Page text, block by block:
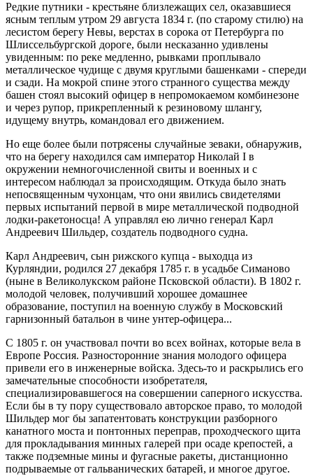
Редкие путники - крестьяне близлежащих сел, оказавшиеся
ясным теплым утром 29 августа 1834 г. (по старому стилю) на
лесистом берегу Невы, верстах в сорока от Петербурга по
Шлиссельбургской дороге, были несказанно удивлены
увиденным: по реке медленно, рывками проплывало
металлическое чудище с двумя круглыми башенками - спереди
и сзади. На мокрой спине этого странного существа между
башен стоял высокий офицер в непромокаемом комбинезоне
и через рупор, прикрепленный к резиновому шлангу,
идущему внутрь, командовал его движением.
Но еще более были потрясены случайные зеваки, обнаружив,
что на берегу находился сам император Николай I в
окружении немногочисленной свиты и военных и с
интересом наблюдал за происходящим. Откуда было знать
непосвященным чухонцам, что они явились свидетелями
первых испытаний первой в мире металлической подводной
лодки-ракетоносца! А управлял ею лично генерал Карл
Андреевич Шильдер, создатель подводного судна.
Карл Андреевич, сын рижского купца - выходца из
Курляндии, родился 27 декабря 1785 г. в усадьбе Симаново
(ныне в Великолукском районе Псковской области). В 1802 г.
молодой человек, получивший хорошее домашнее
образование, поступил на военную службу в Московский
гарнизонный батальон в чине унтер-офицера...
С 1805 г. он участвовал почти во всех войнах, которые вела в
Европе Россия. Разносторонние знания молодого офицера
привели его в инженерные войска. Здесь-то и раскрылись его
замечательные способности изобретателя,
специализировавшегося на совершении саперного искусства.
Если бы в ту пору существовало авторское право, то молодой
Шильдер мог бы запатентовать конструкции разборного
канатного моста и понтонных переправ, проходческого щита
для прокладывания минных галерей при осаде крепостей, а
также подземные мины и фугасные ракеты, дистанционно
подрываемые от гальванических батарей, и многое другое.